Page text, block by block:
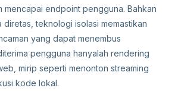
mencapai endpoint pengguna. Bahkan
teknologi isolasi memastikan
yang dapat menembus
pengguna hanyalah rendering
mirip seperti menonton streaming
kode lokal.